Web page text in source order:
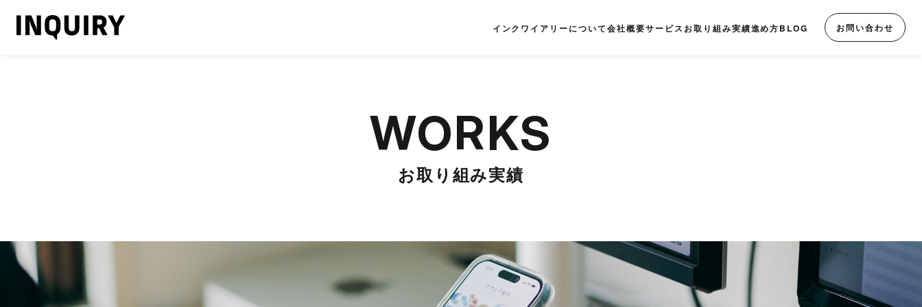
インクワイアリーについて会社概要サービス お取り組み実績進め方BLOG お問い合わせ
WORKS
お取り組み実績